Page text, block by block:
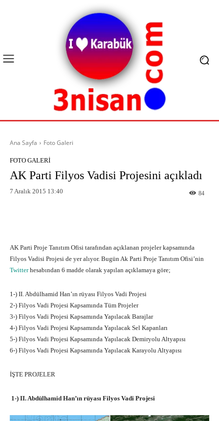
Ana Sayfa Foto Galeri
FOTO GALERI
AK Parti Filyos Vadisi Projesini açıkladı
7 Aralık 2015 13:40 84
AK Parti Proje Tanıtım Ofisi tarafından açıklanan projeler kapsamında
Filyos Vadisi Projesi de yer alıyor. Bugün Ak Parti Proje Tanıtım Ofisi’nin
Twitterhesabından 6 madde olarak yapılan açıklamaya göre;
1-) II. Abdülhamid Han’ın rüyası Filyos Vadi Projesi
2-) Filyos Vadi Projesi Kapsamında Tüm Projeler
3-) Filyos Vadi Projesi Kapsamında Yapılacak Barajlar
4-) Filyos Vadi Projesi Kapsamında Yapılacak Sel Kapanları
5-) Filyos Vadi Projesi Kapsamında Yapılacak Demiryolu Altyapısı
6-) Filyos Vadi Projesi Kapsamında Yapılacak Karayolu Altyapısı
İŞTE PROJELER
1-) II. Abdülhamid Han’ın rüyası Filyos Vadi Projesi